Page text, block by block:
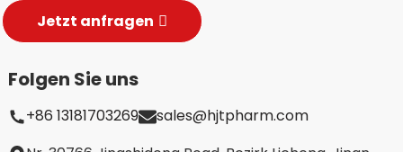
Jetzt anfragen
Folgen Sie uns
+86 13181703269
sales@hjtpharm.com